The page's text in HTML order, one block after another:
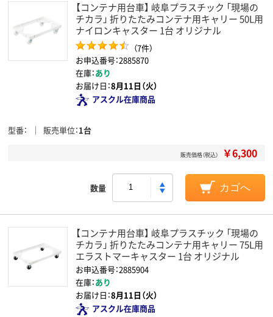
【コンテナ用台車】 岐阜プラスチック 「現場の
チカラ」 折りたたみコンテナ用キャリー 50L用
ナイロンキャスター 1台 オリジナル
（7件）
お申込番号：2885870
在庫：あり
お届け日：8月11日（火）
アスクル在庫商品
型番 販売単位 1台
販売価格（税込） ￥6,300
数量 カゴへ
【コンテナ用台車】 岐阜プラスチック 「現場の
チカラ」 折りたたみコンテナ用キャリー 75L用
エラストマーキャスター 1台 オリジナル
お申込番号：2885904
在庫：あり
お届け日：8月11日（火）
アスクル在庫商品